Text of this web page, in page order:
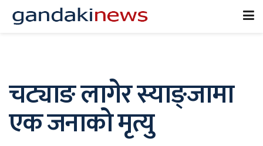
चट्याङ लागेर स्याङ्जामा
एक जनाको मृत्यु